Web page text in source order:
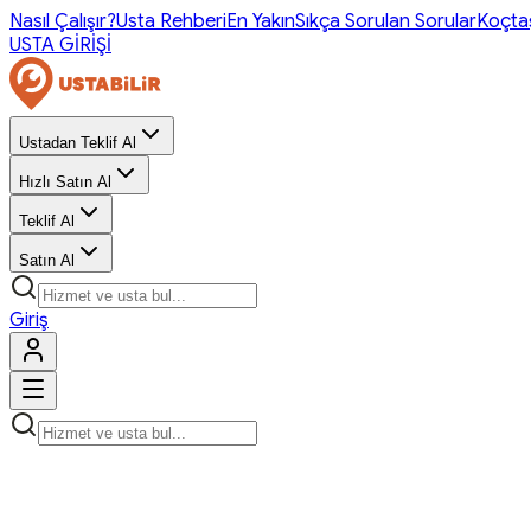
Nasıl Çalışır?Usta RehberiEn YakınSıkça Sorulan Sorular
USTA GİRİŞİ
Ustadan Teklif Al
Hızlı Satın Al
Teklif Al
Satın Al
Giriş